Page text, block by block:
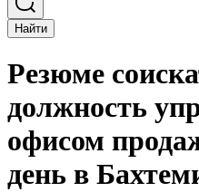
Найти
Резюме
должность
офисом
день в